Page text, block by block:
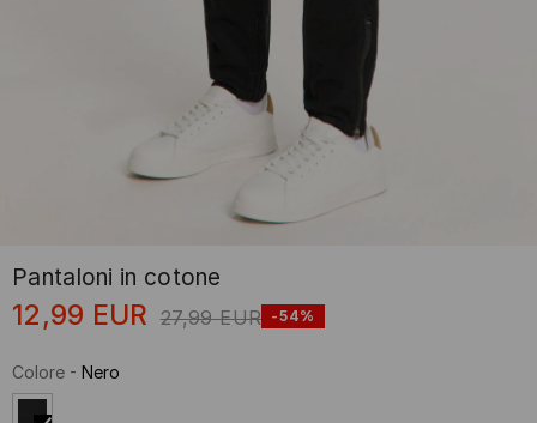
Pantaloni in cotone
12,99 EUR 27,99 EUR -54%
Colore - Nero